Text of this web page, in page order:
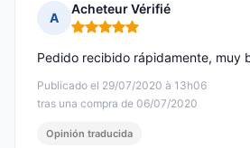
A
Acheteur Vérifié
Nota: 5 de 5
Publicado el 29/07/2020 à 13h06
tras una compra de 06/07/2020
Pedido recibido rápidamente, muy
Opinión traducida